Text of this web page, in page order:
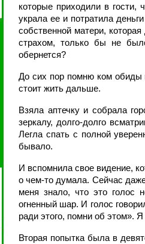
которые приходили в
украла ее и потратила
собственной матери,
страхом, только бы не
обернется?
До сих пор помню ком обиды
стоит жить дальше.
Взяла аптечку и собрала
зеркалу, долго-долго
Легла спать с полной
бывало.
И вспомнила свое видение,
о чем-то думала. Сейчас
меня знало, что это голос
огненный шар. И голос
ради этого, помни об этом».
Вторая попытка была в